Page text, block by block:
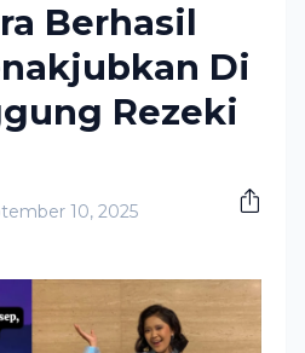
Berhasil
Di
Rezeki
10, 2025